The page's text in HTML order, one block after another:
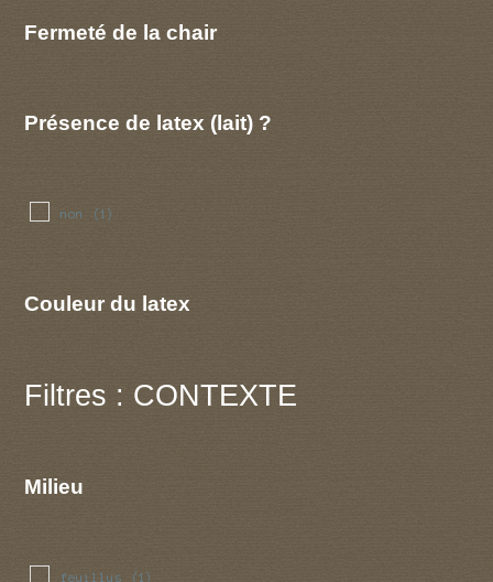
Fermeté de la chair
Présence de latex (lait) ?
non (1)
Couleur du latex
Filtres : CONTEXTE
Milieu
feuillus (1)